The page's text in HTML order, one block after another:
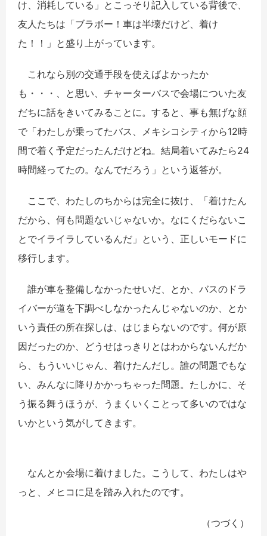
け、消耗している」とこっそり記入している背後で、
友人たちは「ブラボー！車は半壊だけど、着け
た！！」と盛り上がっています。
これなら別の交通手段を使えばよかったか
も・・・、と思い、チャーターバスで会場についた友
だちに話をきいてみることに。すると、事も無げな顔
で「わたしが乗ってたバス、メキシコシティから12時
間で着く予定だったんだけどね。結局着いてみたら24
時間経ってたの。なんでだろう」という返答が。
ここで、わたしのちからは完全に抜け、「着けたん
だから、何も問題ないじゃないか。なにくだらないこ
とでイライラしているんだ」という、正しいモードに
移行します。
誰が車を整備しなかったせいだ、とか、バスのドラ
イバーが道を下調べしなかったんじゃないのか、とか
いう責任の所在探しは、はじまらないのです。何が原
因だったのか、どうせはっきりとはわからないんだか
ら、もういいじゃん、着けたんだし。誰の問題でもな
い、みんなに降りかかっちゃった問題。たしかに、そ
う振る舞うほうが、うまくいくことって多いのではな
いかという気がしてきます。
なんとか会場に着けました。こうして、わたしはや
っと、メヒコに足を踏み入れたのです。
（つづく）